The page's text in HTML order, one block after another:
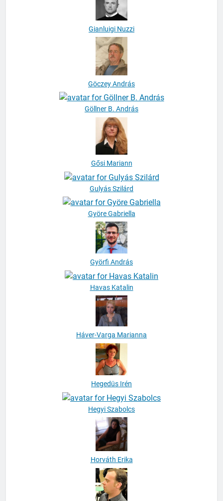
Gianluigi Nuzzi
Göczey András
Göllner B. András
Gősi Mariann
Gulyás Szilárd
Györe Gabriella
Györfi András
Havas Katalin
Háver-Varga Marianna
Hegedüs Irén
Hegyi Szabolcs
Horváth Erika